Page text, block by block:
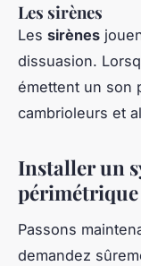
Les sirènes
Les sirènes
dissuasion.
émettent un son
cambrioleurs et
Installer un
périmétrique
Passons
demandez